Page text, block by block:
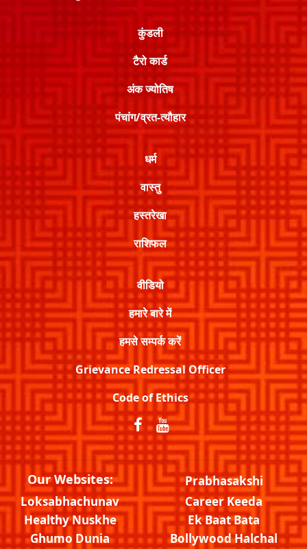
कुंडली
टैरो कार्ड
अंक ज्योतिष
पंचांग/व्रत-त्यौहार
धर्म
वास्तु
हस्तरेखा
राशिफल
वीडियो
हमारे बारे में
हमसे सम्पर्क करें
Grievance Redressal Officer
Code of Ethics
Our Websites:
Prabhasakshi
Loksabhachunav
Career Keeda
Healthy Nuskhe
Ek Baat Bata
Ghumo Dunia
Bollywood Halchal